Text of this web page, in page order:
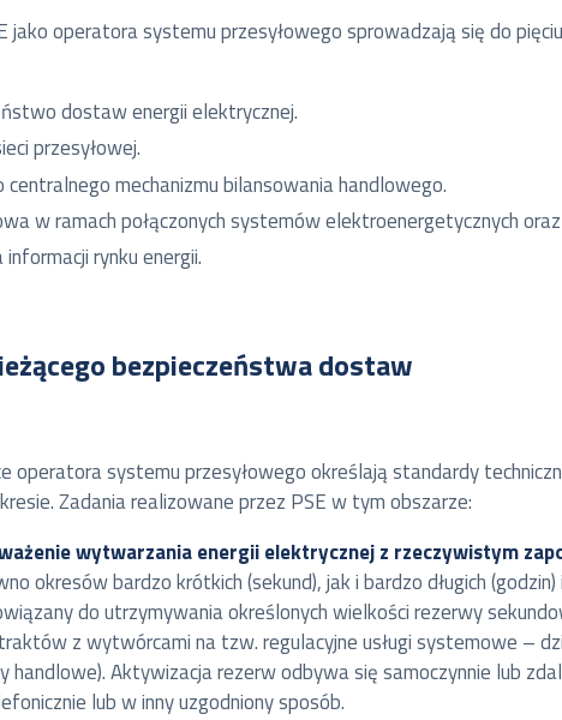
jako operatora systemu przesyłowego sprowadzają się do
dostaw energii elektrycznej.
przesyłowej.
mechanizmu bilansowania handlowego.
w ramach połączonych systemów elektroenergetycznych
rynku energii.
bezpieczeństwa dostaw
operatora systemu przesyłowego określają standardy
Zadania realizowane przez PSE w tym obszarze:
wytwarzania energii elektrycznej z rzeczywistym
okresów bardzo krótkich (sekund), jak i bardzo długich
do utrzymywania określonych wielkości rezerwy
z wytwórcami na tzw. regulacyjne usługi systemowe –
handlowe). Aktywizacja rezerw odbywa się samoczynnie lub
lub w inny uzgodniony sposób.